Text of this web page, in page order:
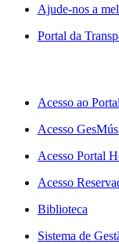
Ajude-nos a
Portal da
Acesso ao
Acesso
Acesso Portal
Acesso
Biblioteca
Sistema de